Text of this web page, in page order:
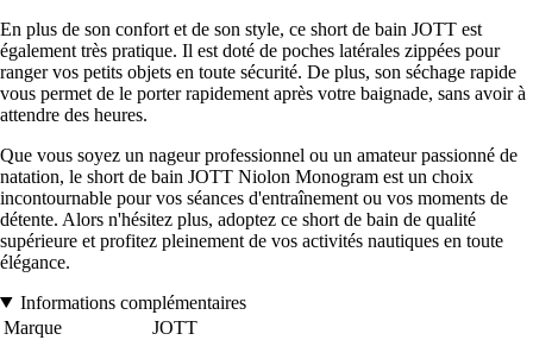
En plus de son confort et de son style, ce short de bain JOTT est
également très pratique. Il est doté de poches latérales zippées pour
ranger vos petits objets en toute sécurité. De plus, son séchage rapide
vous permet de le porter rapidement après votre baignade, sans avoir à
attendre des heures.
Que vous soyez un nageur professionnel ou un amateur passionné de
natation, le short de bain JOTT Niolon Monogram est un choix
incontournable pour vos séances d'entraînement ou vos moments de
détente. Alors n'hésitez plus, adoptez ce short de bain de qualité
supérieure et profitez pleinement de vos activités nautiques en toute
élégance.
Informations complémentaires
Marque
JOTT